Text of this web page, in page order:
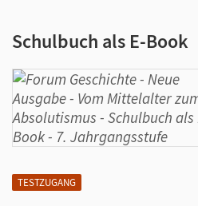
TESTZUGANG
Schulbuch als E-Book